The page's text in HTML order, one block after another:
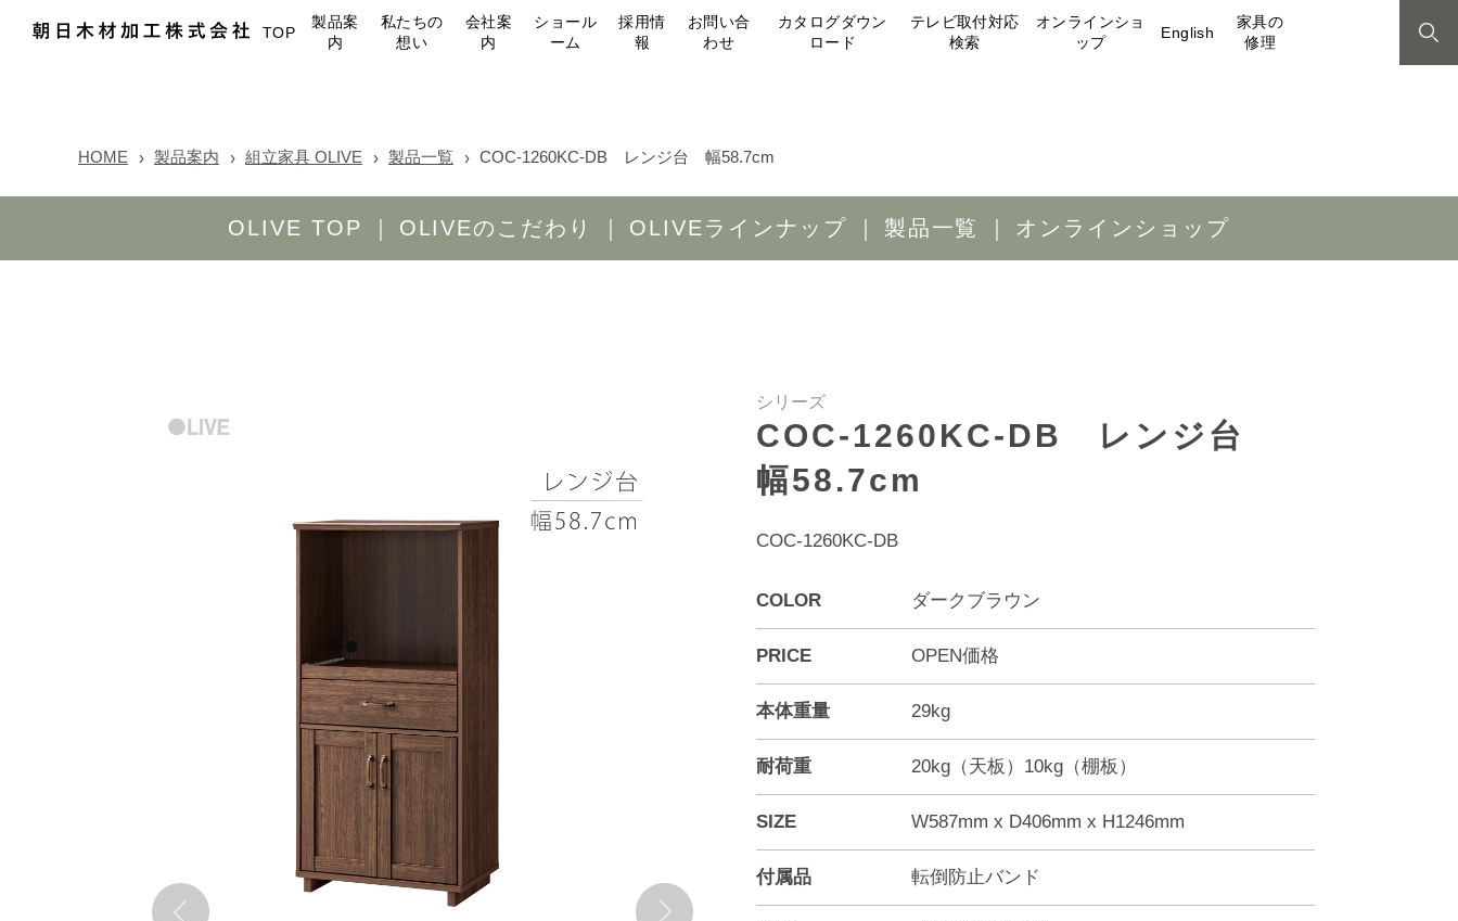
TOP
製品案
内
私たちの
想い
会社案
内
ショール
ーム
採用情
報
お問い合
わせ
カタログダウン
ロード
テレビ取付対応
検索
オンラインショ
ップ
English
家具の
修理
HOME 製品案内 組立家具 OLIVE 製品一覧 COC-1260KC-DB レンジ台 幅58.7cm
OLIVE TOP OLIVEのこだわり OLIVEラインナップ 製品一覧 オンラインショップ
シリーズ
COC-1260KC-DB レンジ台
幅58.7cm
COC-1260KC-DB
COLOR ダークブラウン
PRICE OPEN価格
本体重量 29kg
耐荷重 20kg（天板）10kg（棚板）
SIZE W587mm x D406mm x H1246mm
付属品 転倒防止バンド